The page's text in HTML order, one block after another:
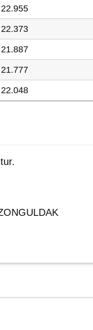
22.955
22.373
21.887
21.777
22.048